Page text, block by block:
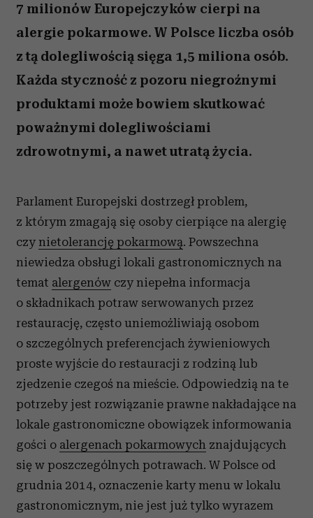
7 milionów Europejczyków cierpi na
alergie pokarmowe. W Polsce liczba osób
z tą dolegliwością sięga 1,5 miliona osób.
Każda styczność z pozoru niegroźnymi
produktami może bowiem skutkować
poważnymi dolegliwościami
zdrowotnymi, a nawet utratą życia.
Parlament Europejski dostrzegł problem,
z którym zmagają się osoby cierpiące na alergię
czy nietolerancję pokarmową. Powszechna
niewiedza obsługi lokali gastronomicznych na
temat alergenów czy niepełna informacja
o składnikach potraw serwowanych przez
restaurację, często uniemożliwiają osobom
o szczególnych preferencjach żywieniowych
proste wyjście do restauracji z rodziną lub
zjedzenie czegoś na mieście. Odpowiedzią na te
potrzeby jest rozwiązanie prawne nakładające na
lokale gastronomiczne obowiązek informowania
gości o alergenach pokarmowych znajdujących
się w poszczególnych potrawach. W Polsce od
grudnia 2014, oznaczenie karty menu w lokalu
gastronomicznym, nie jest już tylko wyrazem